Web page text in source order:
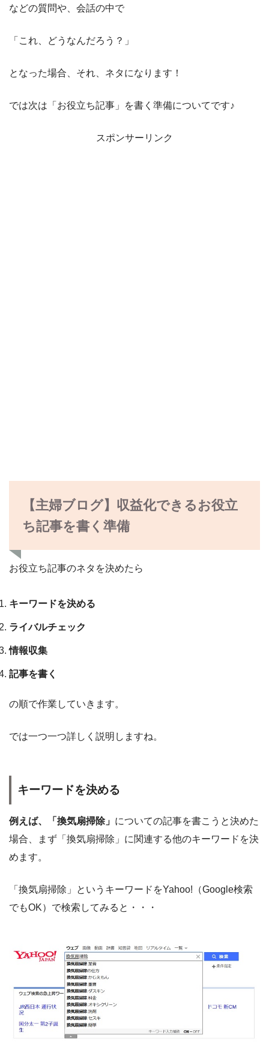
などの質問や、会話の中で
「これ、どうなんだろう？」
となった場合、それ、ネタになります！
では次は「お役立ち記事」を書く準備についてです♪
スポンサーリンク
【主婦ブログ】収益化できるお役立
ち記事を書く準備
お役立ち記事のネタを決めたら
キーワードを決める
ライバルチェック
情報収集
記事を書く
の順で作業していきます。
では一つ一つ詳しく説明しますね。
キーワードを決める
例えば、「換気扇掃除」 についての記事を書こうと決めた
場合、まず「換気扇掃除」に関連する他のキーワードを決
めます。
「換気扇掃除」というキーワードをYahoo!（Google検索
でもOK）で検索してみると・・・